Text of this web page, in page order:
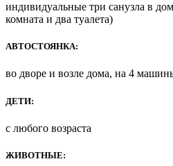
индивидуальные три санузла в
комната и два туалета)
АВТОСТОЯНКА:
во дворе и возле дома, на 4
ДЕТИ:
с любого возраста
ЖИВОТНЫЕ: